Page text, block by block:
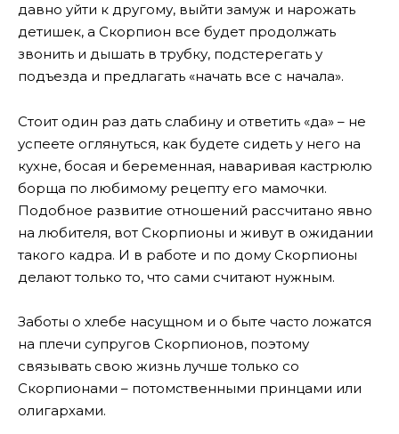
давно уйти к другому, выйти замуж и нарожать
детишек, а Скорпион все будет продолжать
звонить и дышать в трубку, подстерегать у
подъезда и предлагать «начать все с начала».
Стоит один раз дать слабину и ответить «да» – не
успеете оглянуться, как будете сидеть у него на
кухне, босая и беременная, наваривая кастрюлю
борща по любимому рецепту его мамочки.
Подобное развитие отношений рассчитано явно
на любителя, вот Скорпионы и живут в ожидании
такого кадра. И в работе и по дому Скорпионы
делают только то, что сами считают нужным.
Заботы о хлебе насущном и о быте часто ложатся
на плечи супругов Скорпионов, поэтому
связывать свою жизнь лучше только со
Скорпионами – потомственными принцами или
олигархами.